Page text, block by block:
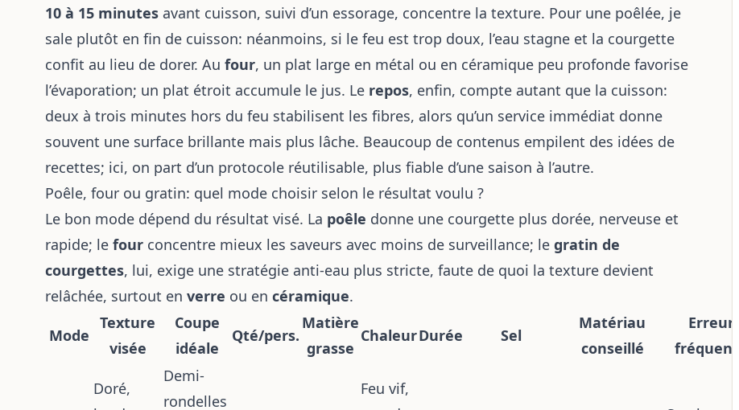
10 à 15 minutes avant cuisson, suivi d’un essorage, concentre la texture. Pour une poêlée, je
sale plutôt en fin de cuisson: néanmoins, si le feu est trop doux, l’eau stagne et la courgette
confit au lieu de dorer. Au four, un plat large en métal ou en céramique peu profonde favorise
l’évaporation; un plat étroit accumule le jus. Le repos, enfin, compte autant que la cuisson:
deux à trois minutes hors du feu stabilisent les fibres, alors qu’un service immédiat donne
souvent une surface brillante mais plus lâche. Beaucoup de contenus empilent des idées de
recettes; ici, on part d’un protocole réutilisable, plus fiable d’une saison à l’autre.
Poêle, four ou gratin: quel mode choisir selon le résultat voulu ?
Le bon mode dépend du résultat visé. La poêle donne une courgette plus dorée, nerveuse et
rapide; le four concentre mieux les saveurs avec moins de surveillance; le gratin de
courgettes, lui, exige une stratégie anti-eau plus stricte, faute de quoi la texture devient
relâchée, surtout en verre ou en céramique.
Mode
Texture
visée
Coupe
idéale
Qté/pers.
Matière
grasse
ChaleurDurée Sel
Matériau
conseillé
Erreur
fréquente
Doré,
Demi-
rondelles
Feu vif,